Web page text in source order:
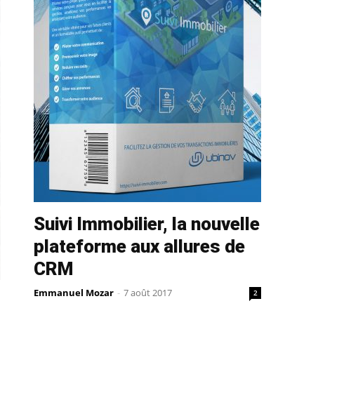
Suivi Immobilier, la nouvelle
plateforme aux allures de
CRM
Emmanuel Mozar - 7 août 2017 2